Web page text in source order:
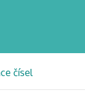
čísel